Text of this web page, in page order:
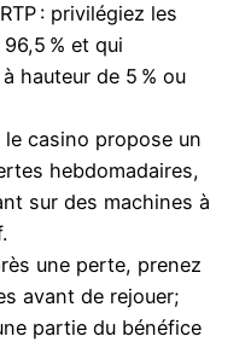
: privilégiez les
% et qui
hauteur de 5 % ou
casino propose un
hebdomadaires,
sur des machines à
une perte, prenez
avant de rejouer;
partie du bénéfice